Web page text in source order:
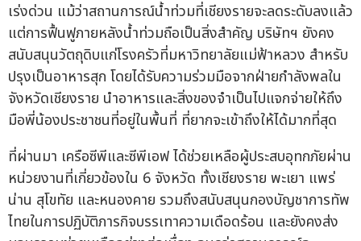
เร่งด่วน แม้ว่าสถานการณ์น้ำท่วมที่เชียงรายจะลดระดับลงแล้ว
แต่การฟื้นฟูภายหลังน้ำท่วมถือเป็นสิ่งสำคัญ บริษัทฯ ยังคง
สนับสนุนวัตถุดิบแก่โรงครัวที่มหาวิทยาลัยแม่ฟ้าหลวง สำหรับ
ปรุงเป็นอาหารสุก โดยได้รับความร่วมมือจากฝ่ายกำลังพลใน
จังหวัดเชียงราย นำอาหารและสิ่งของจำเป็นไปแจกจ่ายให้ถึง
มือพี่น้องประชาชนที่อยู่ในพื้นที่ ที่ยากจะเข้าถึงให้ได้มากที่สุด
ที่ผ่านมา เครือซีพีและซีพีเอฟ ได้ช่วยเหลือผู้ประสบอุทกภัยผ่าน
หน่วยงานที่เกี่ยวข้องใน 6 จังหวัด ทั้งเชียงราย พะเยา แพร่
น่าน สุโขทัย และหนองคาย รวมถึงสนับสนุนกองบัญชาการทัพ
ไทยในการปฏิบัติภารกิจบรรเทาความเดือดร้อน และยังคงส่ง